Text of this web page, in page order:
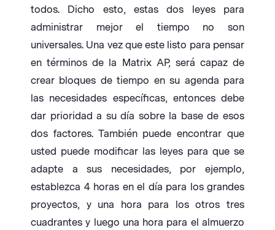
todos. Dicho esto, estas dos leyes para
administrar mejor el tiempo no son
universales. Una vez que este listo para pensar
en términos de la Matrix AP, será capaz de
crear bloques de tiempo en su agenda para
las necesidades específicas, entonces debe
dar prioridad a su día sobre la base de esos
dos factores. También puede encontrar que
usted puede modificar las leyes para que se
adapte a sus necesidades, por ejemplo,
establezca 4 horas en el día para los grandes
proyectos, y una hora para los otros tres
cuadrantes y luego una hora para el almuerzo